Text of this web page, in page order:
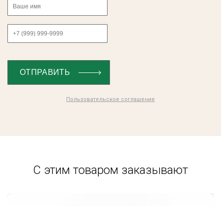
Пользовательское соглашение
С этим товаром заказывают